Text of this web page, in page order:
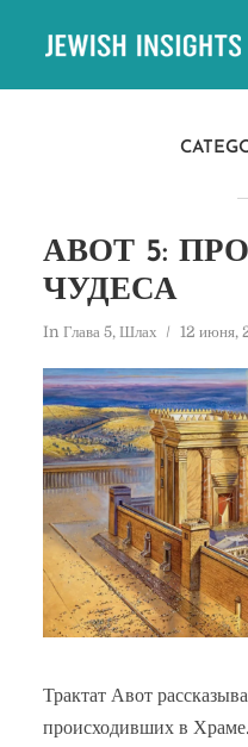
АВОТ 5:
ЧУДЕСА
In Глава 5, Шлах 12 июня,
Трактат Авот
происходивших в